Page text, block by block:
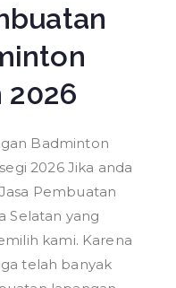
2026
Badminton
2026 Jika anda
Pembuatan
Selatan yang
kami. Karena
telah banyak